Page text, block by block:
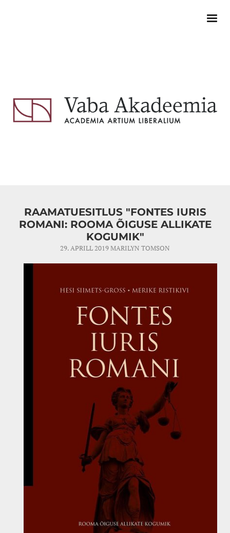
RAAMATUESITLUS "FONTES IURIS
ROMANI: ROOMA ÕIGUSE ALLIKATE
KOGUMIK"
29. APRILL 2019MARILYN TOMSON